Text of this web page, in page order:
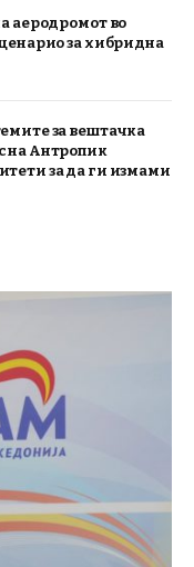
аеродромот во
за хибридна
за вештачка
на Антропик
за да ги измами